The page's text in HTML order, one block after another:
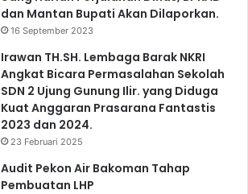
dan Mantan Bupati Akan Dilaporkan.
16 September 2023
Irawan TH.SH. Lembaga Barak NKRI
Angkat Bicara Permasalahan Sekolah
SDN 2 Ujung Gunung Ilir. yang Diduga
Kuat Anggaran Prasarana Fantastis
2023 dan 2024.
23 Februari 2025
Audit Pekon Air Bakoman Tahap
Pembuatan LHP